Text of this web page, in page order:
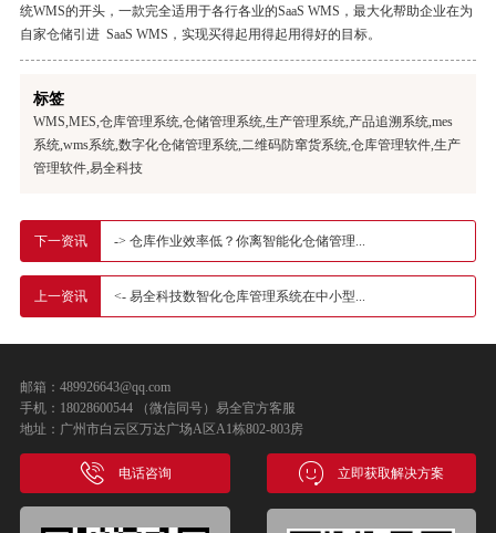
统WMS的开头，一款完全适用于各行各业的SaaS WMS，最大化帮助企业在为
自家仓储引进 ‍SaaS WMS，实现买得起用得起用得好的目标。
标签
WMS,MES,仓库管理系统,仓储管理系统,生产管理系统,产品追溯系统,mes
系统,wms系统,数字化仓储管理系统,二维码防窜货系统,仓库管理软件,生产
管理软件,易全科技
下一资讯 -> 仓库作业效率低？你离智能化仓储管理...
上一资讯 <- 易全科技数智化仓库管理系统在中小型...
邮箱：489926643@qq.com
手机：18028600544 （微信同号）易全官方客服
地址：广州市白云区万达广场A区A1栋802-803房
电话咨询 立即获取解决方案